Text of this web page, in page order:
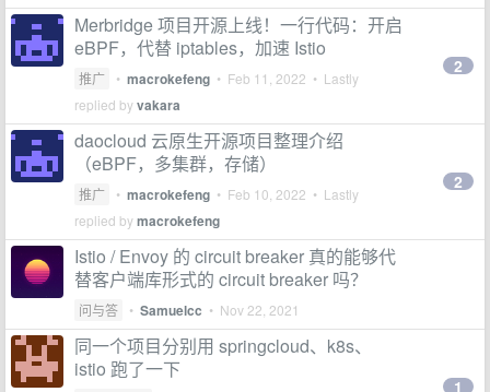
Merbridge 项目开源上线！一行代码：开启
eBPF，代替 iptables，加速 Istio
推广 • macrokefeng • Feb 11, 2022 • Lastly
replied byvakara
2
daocloud 云原生开源项目整理介绍
（eBPF，多集群，存储）
推广 • macrokefeng • Feb 10, 2022 • Lastly
replied bymacrokefeng
2
Istio / Envoy 的 circuit breaker 真的能够代
替客户端库形式的 circuit breaker 吗？
问与答 • Samuelcc • Nov 22, 2021
同一个项目分别用 springcloud、k8s、
istio 跑了一下
1